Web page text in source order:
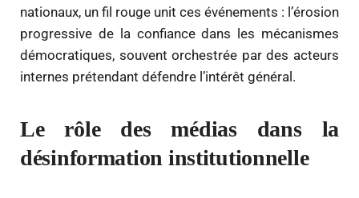
nationaux, un fil rouge unit ces événements : l’érosion
progressive de la confiance dans les mécanismes
démocratiques, souvent orchestrée par des acteurs
internes prétendant défendre l’intérêt général.
Le rôle des médias dans la
désinformation institutionnelle